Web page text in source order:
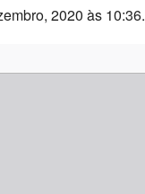
2020 às 10:36.